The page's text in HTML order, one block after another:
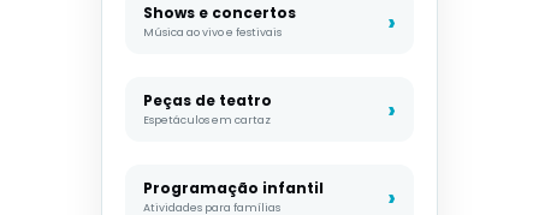
Shows e concertos
Música ao vivo e festivais
Peças de teatro
Espetáculos em cartaz
Programação infantil
Atividades para famílias